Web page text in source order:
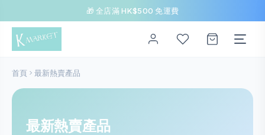
🎁 全店滿 HK$500 免運費
首頁 最新熱賣產品
最新熱賣產品